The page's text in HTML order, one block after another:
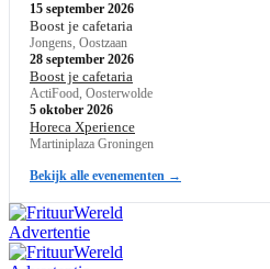
15 september 2026
Boost je cafetaria
Jongens, Oostzaan
28 september 2026
Boost je cafetaria
ActiFood, Oosterwolde
5 oktober 2026
Horeca Xperience
Martiniplaza Groningen
Bekijk alle evenementen →
Advertentie